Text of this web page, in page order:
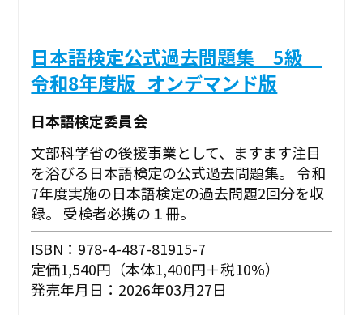
日本語検定公式過去問題集 5級
令和8年度版_オンデマンド版
日本語検定委員会
文部科学省の後援事業として、ますます注目
を浴びる日本語検定の公式過去問題集。 令和
7年度実施の日本語検定の過去問題2回分を収
録。 受検者必携の１冊。
ISBN：978-4-487-81915-7
定価1,540円（本体1,400円＋税10%）
発売年月日：2026年03月27日